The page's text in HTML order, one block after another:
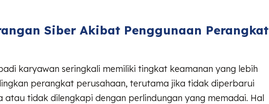
Siber Akibat Penggunaan Perangkat
karyawan seringkali memiliki tingkat keamanan yang lebih
perangkat perusahaan, terutama jika tidak diperbarui
atau tidak dilengkapi dengan perlindungan yang memadai. Hal